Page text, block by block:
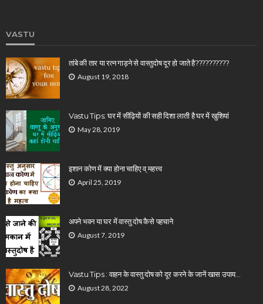
VASTU
तांबे की तार या रत्न गाड़ने से वास्तुदोष दूर हो जाते है??????????
August 19, 2018
Vastu Tips: घर में सीढ़ियों की सही दिशा लाती है घर में खुशियां
May 28, 2019
इशान कोण में क्या होना चाहिए व् महत्त्व
April 25, 2019
अपने भवन या घर में वास्तु दोष कैसे पहचाने
August 7, 2019
Vastu Tips : वाहन के वास्तु दोष को दूर करने के जानें खास उपाय…
August 28, 2022